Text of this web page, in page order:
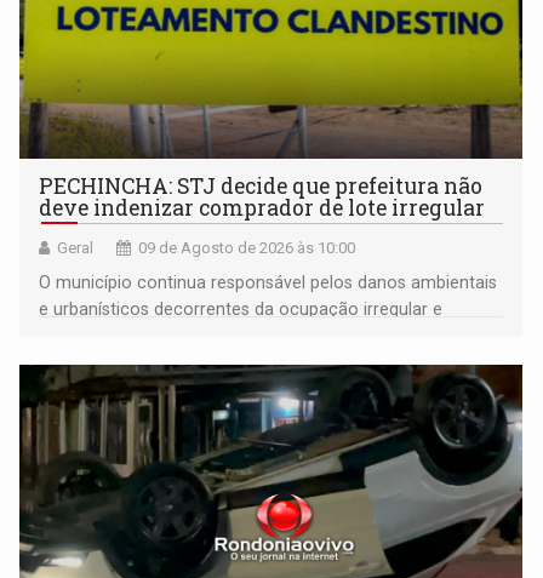
PECHINCHA: STJ decide que prefeitura não
deve indenizar comprador de lote irregular
Geral 09 de Agosto de 2026 às 10:00
O município continua responsável pelos danos ambientais
e urbanísticos decorrentes da ocupação irregular e